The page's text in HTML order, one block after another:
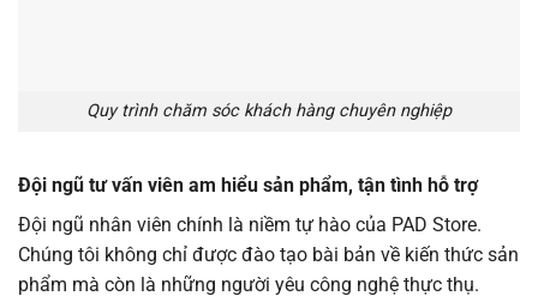
Quy trình chăm sóc khách hàng chuyên nghiệp
Đội ngũ tư vấn viên am hiểu sản phẩm, tận tình hỗ trợ
Đội ngũ nhân viên chính là niềm tự hào của PAD Store.
Chúng tôi không chỉ được đào tạo bài bản về kiến thức sản
phẩm mà còn là những người yêu công nghệ thực thụ.